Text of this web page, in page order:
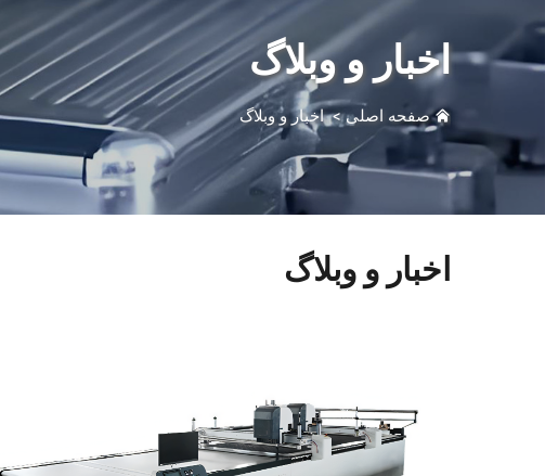
اخبار و وبلاگ
صفحه اصلی>اخبار و وبلاگ
اخبار و وبلاگ